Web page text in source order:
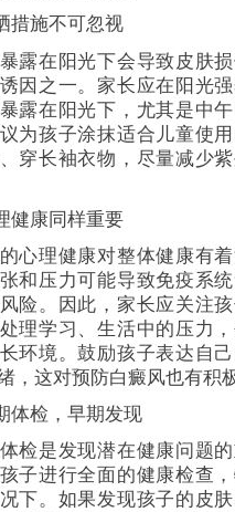
施不可忽视
在阳光下会导致皮肤损
因之一。家长应在阳光
露在阳光下，尤其是中
为孩子涂抹适合儿童使
穿长袖衣物，尽量减少
康同样重要
理健康对整体健康有着
和压力可能导致免疫系
险。因此，家长应关注孩
理学习、生活中的压力，
环境。鼓励孩子表达自
，这对预防白癜风也有积
检，早期发现
是发现潜在健康问题的
子进行全面的健康检查
下。如果发现孩子的皮